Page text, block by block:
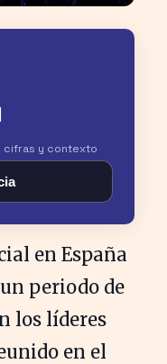
cifras y contexto
en España
periodo de
los líderes
en el